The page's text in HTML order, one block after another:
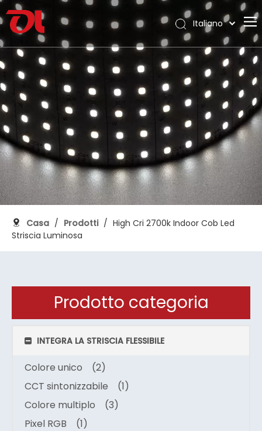
Casa
Chi siamo
Prodotti
Applicazione
Supporto
Scarica
Blog
Contatto
Italiano
العربية
Français
Pусский
Español
Português
Deutsch
日本語
한국어
Nederlands
Casa / Prodotti / High Cri 2700k Indoor Cob Led
Striscia Luminosa
Prodotto categoria
INTEGRA LA STRISCIA FLESSIBILE
Colore unico
(2)
CCT sintonizzabile
(1)
Colore multiplo
(3)
Pixel RGB
(1)